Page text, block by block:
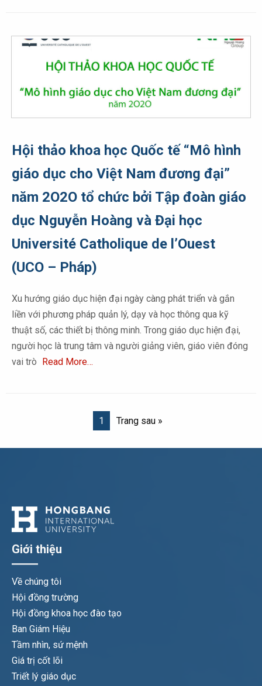
Hội thảo khoa học Quốc tế “Mô hình
giáo dục cho Việt Nam đương đại”
năm 2O2O tổ chức bởi Tập đoàn giáo
dục Nguyễn Hoàng và Đại học
Université Catholique de l’Ouest
(UCO – Pháp)
Xu hướng giáo dục hiện đại ngày càng phát triển và gắn
liền với phương pháp quản lý, dạy và học thông qua kỹ
thuật số, các thiết bị thông minh. Trong giáo dục hiện đại,
người học là trung tâm và người giảng viên, giáo viên đóng
vai trò Read More…
1 Trang sau »
Giới thiệu
Về chúng tôi
Hội đồng trường
Hội đồng khoa học đào tạo
Ban Giám Hiệu
Tầm nhìn, sứ mệnh
Giá trị cốt lõi
Triết lý giáo dục